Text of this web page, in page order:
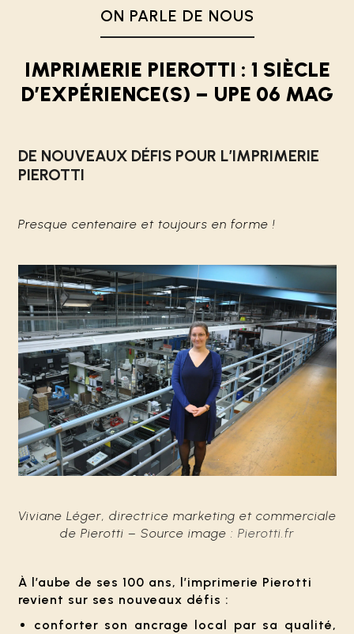
ON PARLE DE NOUS
IMPRIMERIE PIEROTTI : 1 SIÈCLE
D’EXPÉRIENCE(S) – UPE 06 MAG
DE NOUVEAUX DÉFIS POUR L’IMPRIMERIE
PIEROTTI
Presque centenaire et toujours en forme !
Viviane Léger, directrice marketing et commerciale
de Pierotti – Source image : Pierotti.fr
À l’aube de ses 100 ans, l’imprimerie Pierotti
revient sur ses nouveaux défis :
conforter son ancrage local par sa qualité,